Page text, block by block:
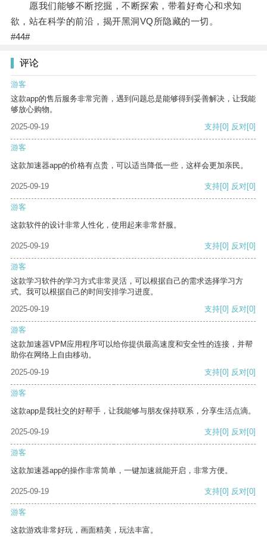
愿我们能够不断挖掘，不断探索，带着好奇心和求知
欲，站在科学的前沿，揭开黑洞VQ所隐藏的一切。
#44#
评论
游客
这款app的售后服务非常完善，遇到问题总是能够得到妥善解决，让我能
够放心购物。
2025-09-19
支持[0] 反对[0]
游客
这款加速器app的价格有点贵，可以适当降低一些，这样会更加亲民。
2025-09-19 支持[0] 反对[0]
游客
这款软件的设计非常人性化，使用起来非常舒服。
2025-09-19 支持[0] 反对[0]
游客
这款学习软件的学习方式非常灵活，可以根据自己的需求选择学习方
式。我可以根据自己的时间安排学习进度。
2025-09-19
支持[0] 反对[0]
游客
这款加速器VPM应用程序可以给你提供最高速度和安全性的连接，并帮
助你在网络上自由移动。
2025-09-19
支持[0] 反对[0]
游客
这款app是我社交的好帮手，让我能够与朋友保持联系，分享生活点滴。
2025-09-19 支持[0] 反对[0]
游客
这款加速器app的操作非常简单，一键加速就能开启，非常方便。
2025-09-19 支持[0] 反对[0]
游客
这款游戏非常好玩，画面精美，玩法丰富。